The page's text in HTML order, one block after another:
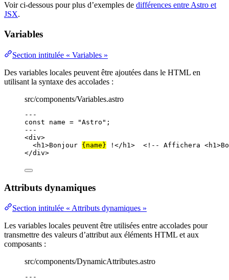
Voir ci-dessous pour plus d’exemples de différences entre Astro et
JSX.
Variables
Section intitulée « Variables »
Des variables locales peuvent être ajoutées dans le HTML en
utilisant la syntaxe des accolades :
src/components/Variables.astro
---
const name = "Astro " ;
---
<div>
<h1 >Bonjour { name } ! </ h1 >
<!-- Affichera
</div>
Attributs dynamiques
Section intitulée « Attributs dynamiques »
Les variables locales peuvent être utilisées entre accolades pour
transmettre des valeurs d’attribut aux éléments HTML et aux
composants :
src/components/DynamicAttributes.astro
---